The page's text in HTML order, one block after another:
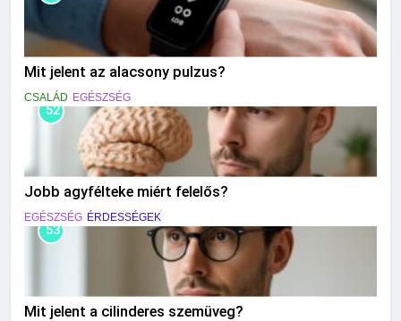
Mit jelent az alacsony pulzus?
CSALÁD EGÉSZSÉG
52
Jobb agyfélteke miért felelős?
EGÉSZSÉG ÉRDESSÉGEK
53
Mit jelent a cilinderes szemüveg?